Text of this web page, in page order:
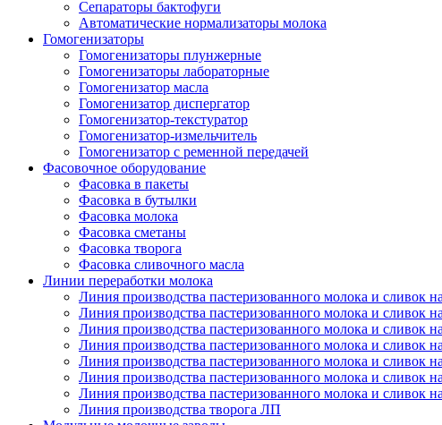
Сепараторы бактофуги
Автоматические нормализаторы молока
Гомогенизаторы
Гомогенизаторы плунжерные
Гомогенизаторы лабораторные
Гомогенизатор масла
Гомогенизатор диспергатор
Гомогенизатор-текстуратор
Гомогенизатор-измельчитель
Гомогенизатор с ременной передачей
Фасовочное оборудование
Фасовка в пакеты
Фасовка в бутылки
Фасовка молока
Фасовка сметаны
Фасовка творога
Фасовка сливочного масла
Линии переработки молока
Линия производства пастеризованного молока и сливок
Линия производства пастеризованного молока и сливок
Линия производства пастеризованного молока и сливок
Линия производства пастеризованного молока и сливок
Линия производства пастеризованного молока и сливок
Линия производства пастеризованного молока и сливок
Линия производства пастеризованного молока и сливок
Линия производства творога ЛП